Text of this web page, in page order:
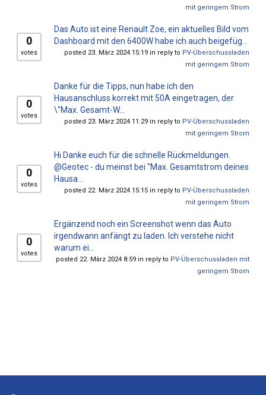
mit geringem Strom
0
votes
Das Auto ist eine Renault Zoe, ein aktuelles Bild vom
Dashboard mit den 6400W habe ich auch beigefüg...
posted 23. März 2024 15:19 in reply to PV-Überschussladen
mit geringem Strom
0
votes
Danke für die Tipps, nun habe ich den
Hausanschluss korrekt mit 50A eingetragen, der
\"Max. Gesamt-W...
posted 23. März 2024 11:29 in reply to PV-Überschussladen
mit geringem Strom
0
votes
Hi Danke euch für die schnelle Rückmeldungen.
@Geotec - du meinst bei "Max. Gesamtstrom deines
Hausa...
posted 22. März 2024 15:15 in reply to PV-Überschussladen
mit geringem Strom
0
votes
Ergänzend noch ein Screenshot wenn das Auto
irgendwann anfängt zu laden. Ich verstehe nicht
warum ei...
posted 22. März 2024 8:59 in reply to PV-Überschussladen mit
geringem Strom